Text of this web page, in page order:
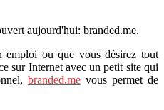
aujourd'hui: branded.me.
emploi ou que vous désirez tout
sur Internet avec un petit site qui
branded.mevous permet de